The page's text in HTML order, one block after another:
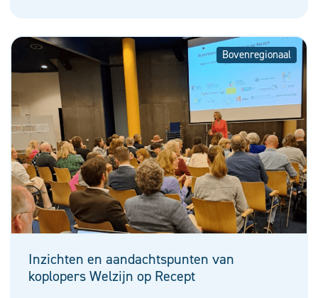
Bovenregionaal
Inzichten en aandachtspunten van
koplopers Welzijn op Recept